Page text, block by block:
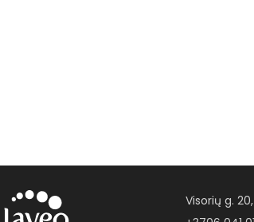
Visorių g.